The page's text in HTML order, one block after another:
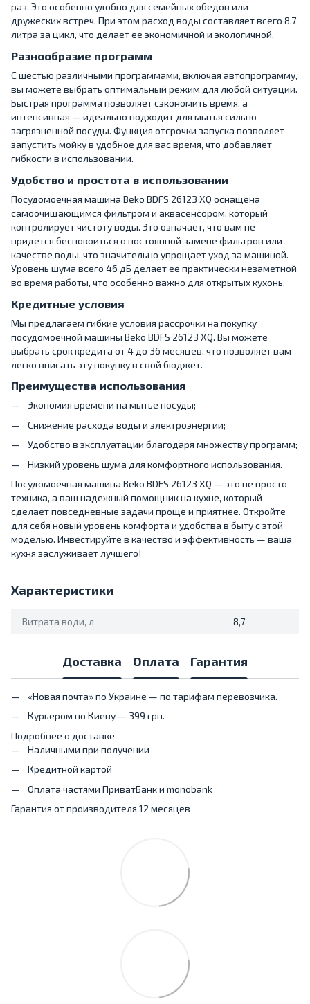
раз. Это особенно удобно для семейных обедов или
дружеских встреч. При этом расход воды составляет всего 8.7
литра за цикл, что делает ее экономичной и экологичной.
Разнообразие программ
С шестью различными программами, включая автопрограмму,
вы можете выбрать оптимальный режим для любой ситуации.
Быстрая программа позволяет сэкономить время, а
интенсивная — идеально подходит для мытья сильно
загрязненной посуды. Функция отсрочки запуска позволяет
запустить мойку в удобное для вас время, что добавляет
гибкости в использовании.
Удобство и простота в использовании
Посудомоечная машина Beko BDFS 26123 XQ оснащена
самоочищающимся фильтром и аквасенсором, который
контролирует чистоту воды. Это означает, что вам не
придется беспокоиться о постоянной замене фильтров или
качестве воды, что значительно упрощает уход за машиной.
Уровень шума всего 46 дБ делает ее практически незаметной
во время работы, что особенно важно для открытых кухонь.
Кредитные условия
Мы предлагаем гибкие условия рассрочки на покупку
посудомоечной машины Beko BDFS 26123 XQ. Вы можете
выбрать срок кредита от 4 до 36 месяцев, что позволяет вам
легко вписать эту покупку в свой бюджет.
Преимущества использования
Экономия времени на мытье посуды;
Снижение расхода воды и электроэнергии;
Удобство в эксплуатации благодаря множеству программ;
Низкий уровень шума для комфортного использования.
Посудомоечная машина Beko BDFS 26123 XQ — это не просто
техника, а ваш надежный помощник на кухне, который
сделает повседневные задачи проще и приятнее. Откройте
для себя новый уровень комфорта и удобства в быту с этой
моделью. Инвестируйте в качество и эффективность — ваша
кухня заслуживает лучшего!
Характеристики
Витрата води, л 8,7
Доставка Оплата Гарантия
«Новая почта» по Украине — по тарифам перевозчика.
Курьером по Киеву — 399 грн.
Подробнее о доставке
Наличными при получении
Кредитной картой
Оплата частями ПриватБанк и monobank
Гарантия от производителя 12 месяцев